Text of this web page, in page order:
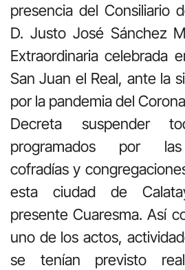
presencia del Consiliario
D. Justo José Sánchez
Extraordinaria celebrada
San Juan el Real, ante la
por la pandemia del
Decreta suspender
programados por las
cofradías y
esta ciudad de
presente Cuaresma. Así
uno de los actos,
se tenían previsto